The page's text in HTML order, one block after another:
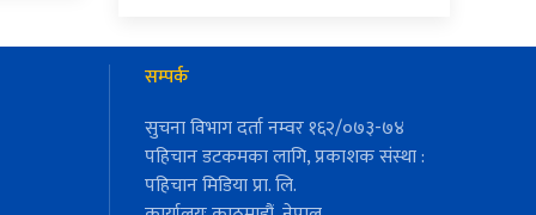
सम्पर्क
सुचना विभाग दर्ता नम्वर १६२/०७३-७४
पहिचान डटकमका लागि, प्रकाशक संस्था :
पहिचान मिडिया प्रा. लि.